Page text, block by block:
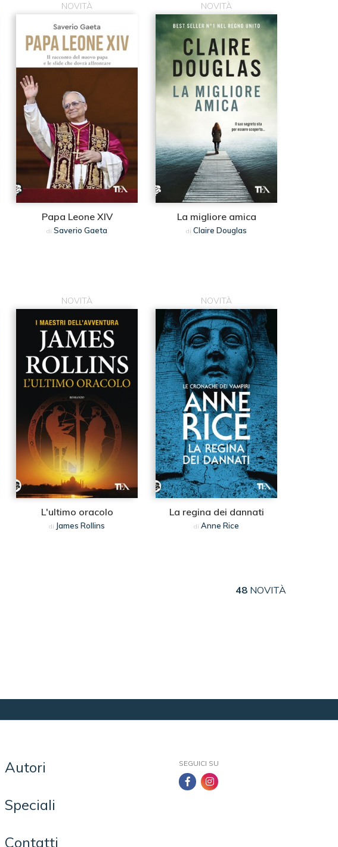
NOVITÀ
Papa Leone XIV
di Saverio Gaeta
NOVITÀ
La migliore amica
di Claire Douglas
NOVITÀ
L'ultimo oracolo
di James Rollins
NOVITÀ
La regina dei dannati
di Anne Rice
48 NOVITÀ
Autori
Speciali
Contatti
SEGUICI SU